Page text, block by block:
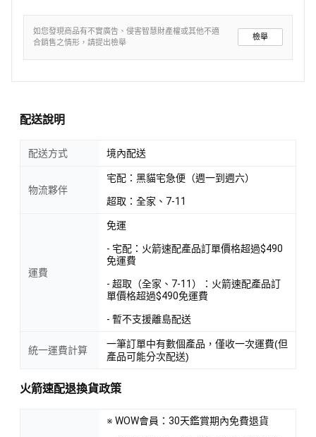
如您發現商品有不實廣告、侵害智慧財產權或其他不適
合銷售之情形，請提出檢舉
檢舉
配送說明
配送方式 境內配送
物流夥伴
宅配：黑貓宅急便（週一到週六）
超取：全家、7-11
運費
免運
- 宅配：火箭速配產品訂單價格超過$490
免運費
- 超取（全家、7-11）：火箭速配產品訂
單價格超過$490免運費
- 暫不支援離島配送
統一運費計算
一筆訂單中有數個產品，僅收一次運費(但
產品可能分次配送)
火箭速配退換貨政策
※ WOW會員：30天鑑賞期內免費退貨